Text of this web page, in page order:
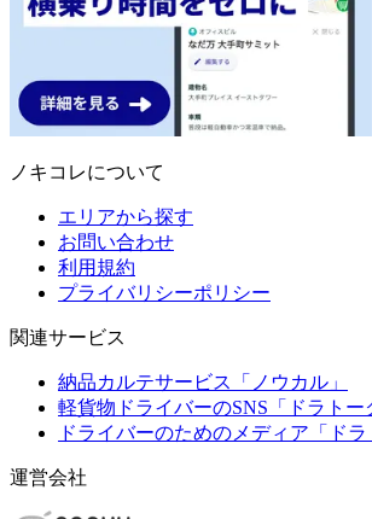
ノキコレについて
エリアから探す
お問い合わせ
利用規約
プライバリシーポリシー
関連サービス
納品カルテサービス「ノウカル」
軽貨物ドライバーのSNS「ドラトー
ドライバーのためのメディア「ドラ
運営会社